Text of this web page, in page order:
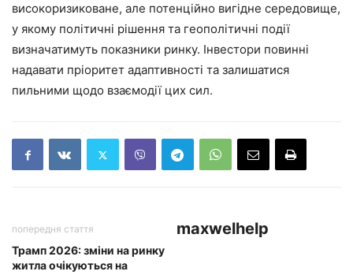
високоризиковане, але потенційно вигідне середовище,
у якому політичні рішення та геополітичні події
визначатимуть показники ринку. Інвестори повинні
надавати пріоритет адаптивності та залишатися
пильними щодо взаємодії цих сил.
попередня стаття
Трамп 2026: зміни на ринку
житла очікуються на
maxwelhelp